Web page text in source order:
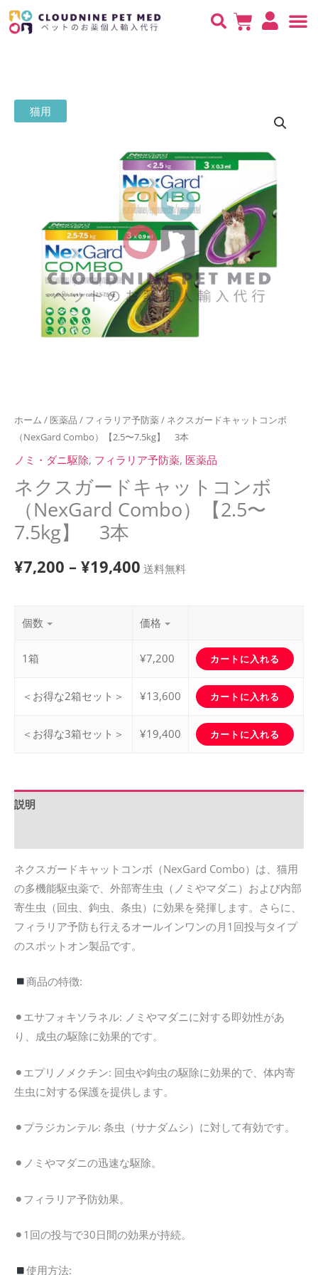
内
容
Cart
猫用
ホーム /医薬品 / フィラリア予防薬/ ネクスガードキャットコンボ
（NexGard Combo）【2.5〜7.5kg】 3本
ノミ・ダニ駆除, フィラリア予防薬, 医薬品
ネクスガードキャットコンボ
（NexGard Combo）【2.5〜
7.5kg】 3本
¥7,200 – ¥19,400
帯:
¥7,200
–
¥19,400
送料無料
個数 価格
1箱 ¥7,200 カートに入れる
＜お得な2箱セット＞ ¥13,600 カートに入れる
＜お得な3箱セット＞ ¥19,400 カートに入れる
説明
ネクスガードキャットコンボ（NexGard Combo）は、猫用
の多機能駆虫薬で、外部寄生虫（ノミやマダニ）および内部
寄生虫（回虫、鉤虫、条虫）に効果を発揮します。さらに、
フィラリア予防も行えるオールインワンの月1回投与タイプ
のスポットオン製品です。
商品の特徴:
⚫︎エサフォキソラネル: ノミやマダニに対する即効性があ
り、成虫の駆除に効果的です。
⚫︎エプリノメクチン: 回虫や鉤虫の駆除に効果的で、体内寄
生虫に対する保護を提供します。
⚫︎プラジカンテル: 条虫（サナダムシ）に対して有効です。
⚫︎ノミやマダニの迅速な駆除。
⚫︎フィラリア予防効果。
⚫︎1回の投与で30日間の効果が持続。
使用方法: